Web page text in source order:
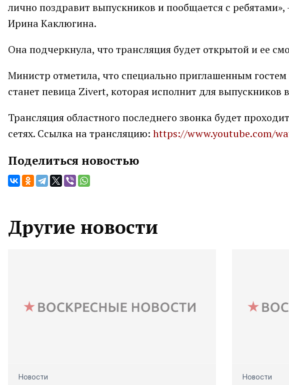
лично поздравит выпускников и пообщается с
Ирина Каклюгина.
Она подчеркнула, что трансляция будет открытой и ее
Министр отметила, что специально приглашенным
станет певица Zivert, которая исполнит для выпускников
Трансляция областного последнего звонка будет
сетях. Ссылка на трансляцию: https://www.youtube.com/
Поделиться новостью
Другие новости
Новости Новости